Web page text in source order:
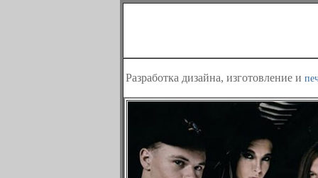
Разработка дизайна, изготовление и